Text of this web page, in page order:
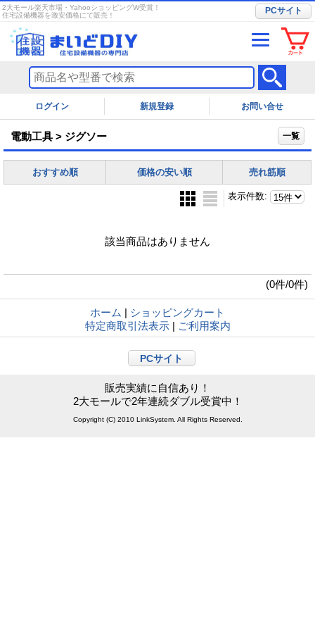
2大モール楽天市場・YahooショッピングW受賞！
住宅設備機器を激安価格にて販売！
PCサイト
ログイン お問い合せ
電動工具 > ジグソー 一覧
おすすめ順 価格の安い順 売れ筋順
表示件数:
該当商品はありません
(0件/0件)
ホーム | ショッピングカート
特定商取引法表示 | ご利用案内
PCサイト
販売実績に自信あり！
2大モールで2年連続ダブル受賞中！
Copyright (C) 2010 LinkSystem. All Rights Reserved.